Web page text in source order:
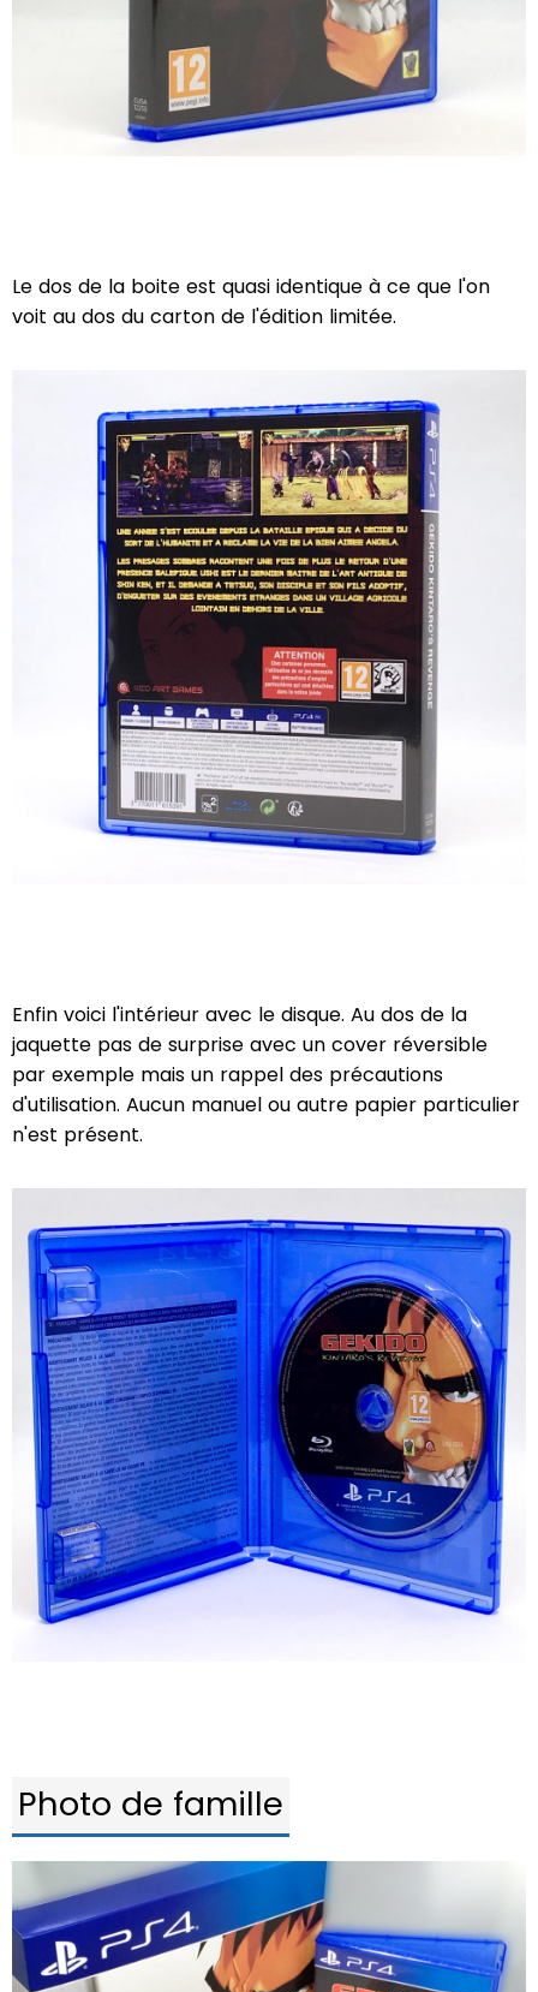
Le dos de la boite est quasi identique à ce que l'on
voit au dos du carton de l'édition limitée.
Enfin voici l'intérieur avec le disque. Au dos de la
jaquette pas de surprise avec un cover réversible
par exemple mais un rappel des précautions
d'utilisation. Aucun manuel ou autre papier particulier
n'est présent.
Photo de famille